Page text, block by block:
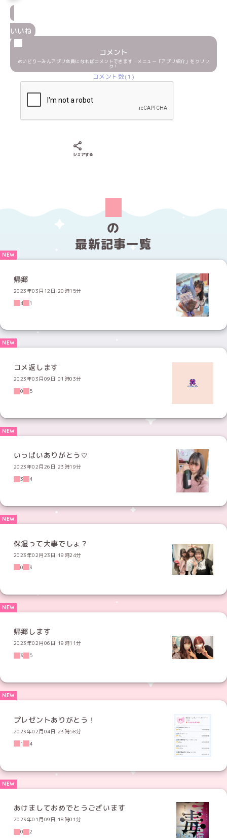
いいね
コメント
めいどりーみんアプリ会員になればコメントできます！メニュー「アプリ紹介」をクリッ
ク！
コメント数(1)
シェアする
の
最新記事一覧
帰郷
2023年03月12日 20時15分
4
1
コメ返します
2023年03月09日 01時03分
0
5
いっぱいありがとう♡
2023年02月26日 23時19分
3
4
保湿って大事でしょ？
2023年02月23日 19時24分
0
3
帰郷します
2023年02月06日 19時11分
3
5
プレゼントありがとう！
2023年02月04日 23時58分
1
4
あけましておめでとうございます
2023年01月09日 18時01分
0
2